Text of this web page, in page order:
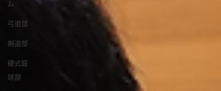
ム
弓道部
剣道部
硬式庭
球部